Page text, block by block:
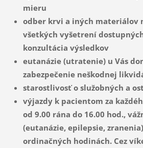
mieru
odber krvi a iných materiálov
všetkých vyšetrení
konzultácia výsledkov
eutanázie (utratenie) u Vás
zabezpečenie neškodnej
starostlivosť o služobných a
výjazdy k pacientom za
od 9.00 rána do 16.00 hod.,
(eutanázie, epilepsie,
ordinačných hodinách. Cez